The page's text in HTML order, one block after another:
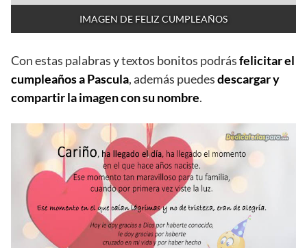
IMAGEN DE FELIZ CUMPLEAÑOS
Con estas palabras y textos bonitos podrásfelicitar el
cumpleaños a Pascula, además puedesdescargar y
compartir la imagen con su nombre.